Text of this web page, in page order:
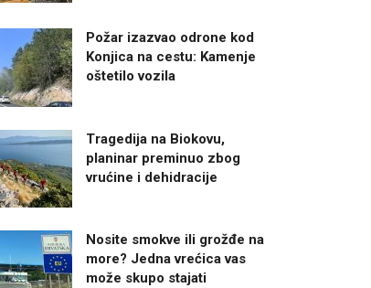
Požar izazvao odrone kod
Konjica na cestu: Kamenje
oštetilo vozila
Tragedija na Biokovu,
planinar preminuo zbog
vrućine i dehidracije
Nosite smokve ili grožđe na
more? Jedna vrećica vas
može skupo stajati